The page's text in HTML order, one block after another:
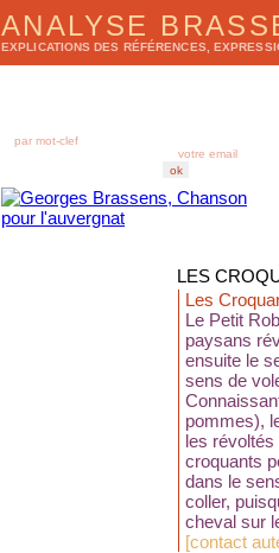
ANALYSE
EXPLICATIONS DES RÉFÉRENCES,
LES
Les
Le Petit
paysans
ensuite le
sens de
pommes),
les révoltés
croquants
dans le
coller,
cheval sur
[contact